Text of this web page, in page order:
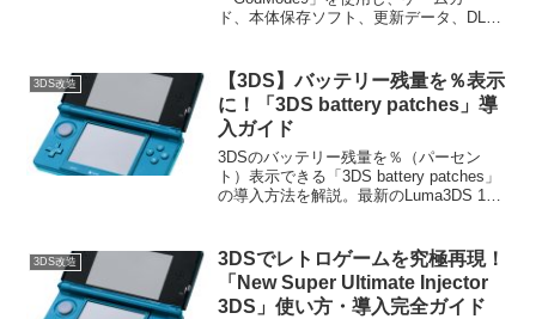
ド、本体保存ソフト、更新データ、DLC
意点まで網羅。大切なゲーム資産をバッ
クアップして末永く楽しむための完全ガ
イドです。
3DS改造
【3DS】バッテリー残量を％表示
に！「3DS battery patches」導
入ガイド
3DSのバッテリー残量を％（パーセン
ト）表示できる「3DS battery patches」
の導入方法を解説。最新のLuma3DS 13.4
把握して、快適なCFW環境を構築しまし
ょう。
3DS改造
3DSでレトロゲームを究極再現！
「New Super Ultimate Injector
3DS」使い方・導入完全ガイド